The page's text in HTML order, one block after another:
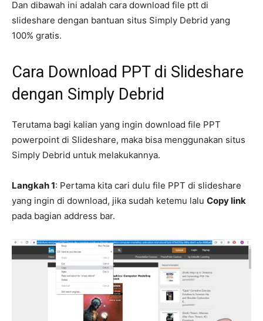
Dan dibawah ini adalah cara download file ptt di
slideshare dengan bantuan situs Simply Debrid yang
100% gratis.
Cara Download PPT di Slideshare
dengan Simply Debrid
Terutama bagi kalian yang ingin download file PPT
powerpoint di Slideshare, maka bisa menggunakan situs
Simply Debrid untuk melakukannya.
Langkah 1: Pertama kita cari dulu file PPT di slideshare
yang ingin di download, jika sudah ketemu lalu Copy link
pada bagian address bar.